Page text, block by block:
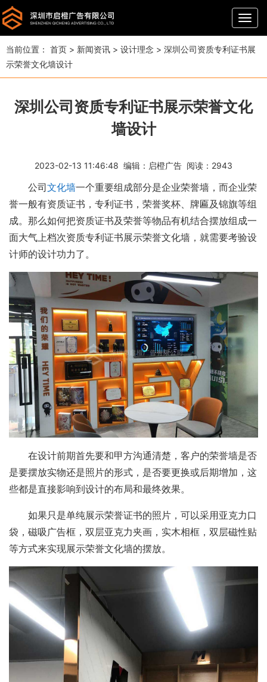
导
航
当前位置： 首页 > 新闻资讯 > 设计理念 > 深圳公司资质专利证书展
示荣誉文化墙设计
深圳公司资质专利证书展示荣誉文化
墙设计
2023-02-13 11:46:48 编辑： 启橙广告 阅读： 2943
公司文化墙一个重要组成部分是企业荣誉墙，而企业荣
誉一般有资质证书，专利证书，荣誉奖杯、牌匾及锦旗等组
成。那么如何把资质证书及荣誉等物品有机结合摆放组成一
面大气上档次资质专利证书展示荣誉文化墙，就需要考验设
计师的设计功力了。
在设计前期首先要和甲方沟通清楚，客户的荣誉墙是否
是要摆放实物还是照片的形式，是否要更换或后期增加，这
些都是直接影响到设计的布局和最终效果。
如果只是单纯展示荣誉证书的照片，可以采用亚克力口
袋，磁吸广告框，双层亚克力夹画，实木相框，双层磁性贴
等方式来实现展示荣誉文化墙的摆放。